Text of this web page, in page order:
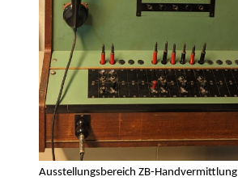
Ausstellungsbereich ZB-Handvermittlung